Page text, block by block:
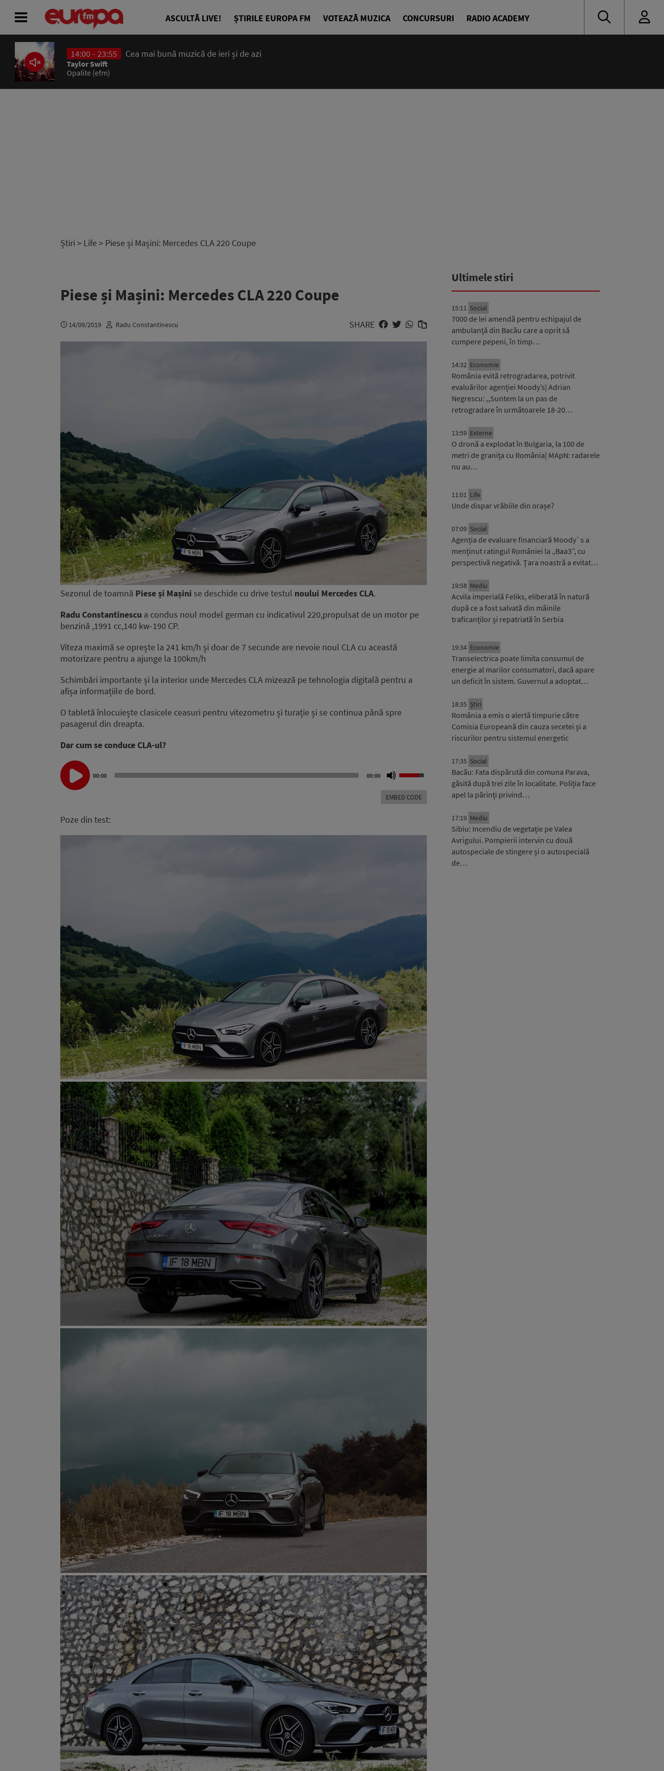
ASCULTĂ LIVE! ȘTIRILE EUROPA FM VOTEAZĂ MUZICA CONCURSURI RADIO ACADEMY
14:00 - 23:55 Cea mai bună muzică de ieri și de azi
Taylor Swift
Opalite (efm)
Știri > Life > Piese și Mașini: Mercedes CLA 220 Coupe
Piese și Mașini: Mercedes CLA 220 Coupe
14/09/2019 Radu Constantinescu SHARE
Sezonul de toamnă Piese și Mașini se deschide cu drive testul noului Mercedes CLA.
Radu Constantinescu a condus noul model german cu indicativul 220,propulsat de un motor pe
benzină ,1991 cc,140 kw-190 CP.
Viteza maximă se oprește la 241 km/h și doar de 7 secunde are nevoie noul CLA cu această
motorizare pentru a ajunge la 100km/h
Schimbări importante și la interior unde Mercedes CLA mizează pe tehnologia digitală pentru a
afișa informațiile de bord.
O tabletă înlocuiește clasicele ceasuri pentru vitezometru și turație și se continua până spre
pasagerul din dreapta.
Dar cum se conduce CLA-ul?
Audio
Player
00:00 00:00
Up/Down
keys
EMBED CODE
Poze din test:
Ultimele stiri
15:11 Social
7000 de lei amendă pentru echipajul de
ambulanță din Bacău care a oprit să
cumpere pepeni, în timp…
14:32 Economie
România evită retrogradarea, potrivit
evaluărilor agenției Moody’s| Adrian
Negrescu: ,,Suntem la un pas de
retrogradare în următoarele 18-20…
13:59 Externe
O dronă a explodat în Bulgaria, la 100 de
metri de granița cu România| MApN: radarele
nu au…
11:01 Life
Unde dispar vrăbiile din orașe?
07:09 Social
Agenția de evaluare financiară Moody`s a
menținut ratingul României la „Baa3”, cu
perspectivă negativă. Țara noastră a evitat…
19:58 Mediu
Acvila imperială Feliks, eliberată în natură
după ce a fost salvată din mâinile
traficanților și repatriată în Serbia
19:34 Economie
Transelectrica poate limita consumul de
energie al marilor consumatori, dacă apare
un deficit în sistem. Guvernul a adoptat…
18:35 Știri
România a emis o alertă timpurie către
Comisia Europeană din cauza secetei și a
riscurilor pentru sistemul energetic
17:35 Social
Bacău: Fata dispărută din comuna Parava,
găsită după trei zile în localitate. Poliția face
apel la părinți privind…
17:19 Mediu
Sibiu: Incendiu de vegetație pe Valea
Avrigului. Pompierii intervin cu două
autospeciale de stingere și o autospecială
de…
ACASĂ
ȘTIRI